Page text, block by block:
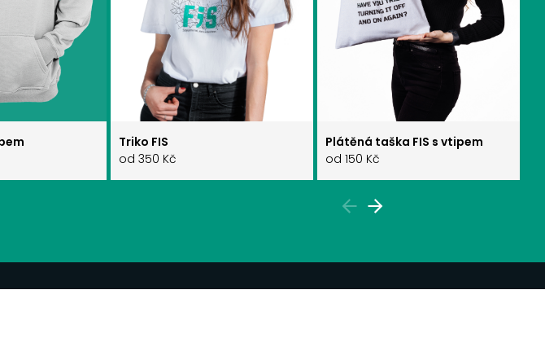
Triko FIS
od 350 Kč
Plátěná taška FIS s vtipem
od 150 Kč